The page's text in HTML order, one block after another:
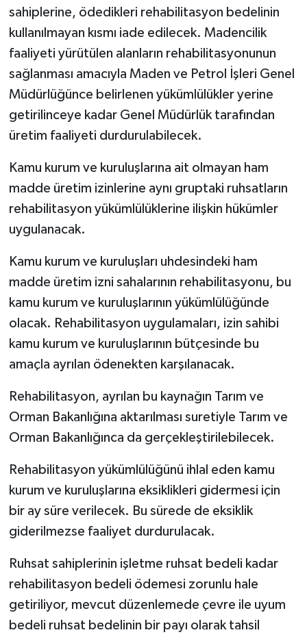
sahiplerine, ödedikleri rehabilitasyon bedelinin
kullanılmayan kısmı iade edilecek. Madencilik
faaliyeti yürütülen alanların rehabilitasyonunun
sağlanması amacıyla Maden ve Petrol İşleri Genel
Müdürlüğünce belirlenen yükümlülükler yerine
getirilinceye kadar Genel Müdürlük tarafından
üretim faaliyeti durdurulabilecek.
Kamu kurum ve kuruluşlarına ait olmayan ham
madde üretim izinlerine aynı gruptaki ruhsatların
rehabilitasyon yükümlülüklerine ilişkin hükümler
uygulanacak.
Kamu kurum ve kuruluşları uhdesindeki ham
madde üretim izni sahalarının rehabilitasyonu, bu
kamu kurum ve kuruluşlarının yükümlülüğünde
olacak. Rehabilitasyon uygulamaları, izin sahibi
kamu kurum ve kuruluşlarının bütçesinde bu
amaçla ayrılan ödenekten karşılanacak.
Rehabilitasyon, ayrılan bu kaynağın Tarım ve
Orman Bakanlığına aktarılması suretiyle Tarım ve
Orman Bakanlığınca da gerçekleştirilebilecek.
Rehabilitasyon yükümlülüğünü ihlal eden kamu
kurum ve kuruluşlarına eksiklikleri gidermesi için
bir ay süre verilecek. Bu sürede de eksiklik
giderilmezse faaliyet durdurulacak.
Ruhsat sahiplerinin işletme ruhsat bedeli kadar
rehabilitasyon bedeli ödemesi zorunlu hale
getiriliyor, mevcut düzenlemede çevre ile uyum
bedeli ruhsat bedelinin bir payı olarak tahsil